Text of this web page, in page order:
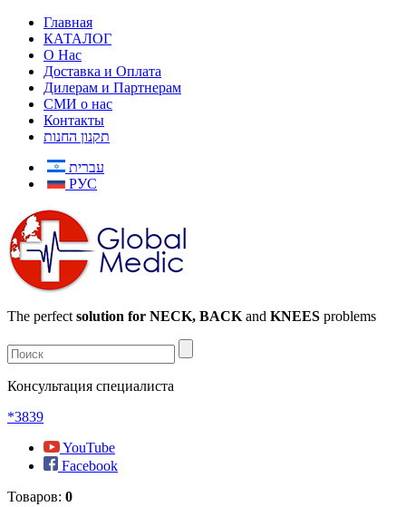
Главная
КАТАЛОГ
О Нас
Доставка и Оплата
Дилерам и Партнерам
СМИ о нас
Контакты
תקנון החנות
עברית
РУС
The perfect solution for NECK, BACK and KNEES problems
Консультация специалиста
*3839
YouTube
Facebook
Товаров: 0